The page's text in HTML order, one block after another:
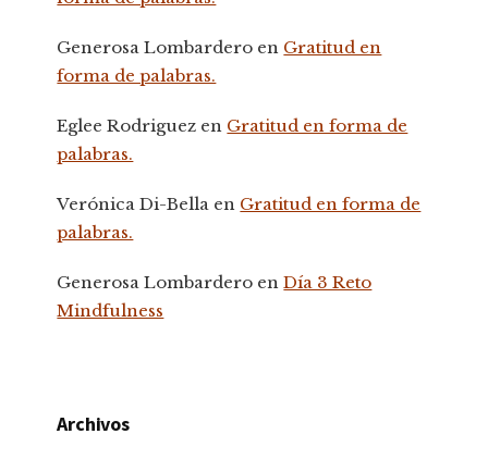
Generosa Lombardero en Gratitud en
forma de palabras.
Eglee Rodriguez en Gratitud en forma de
palabras.
Verónica Di-Bella en Gratitud en forma de
palabras.
Generosa Lombardero enDía 3 Reto
Mindfulness
Archivos